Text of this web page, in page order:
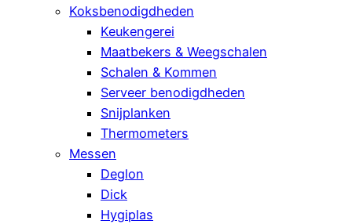
Koksbenodigdheden
Keukengerei
Maatbekers & Weegschalen
Schalen & Kommen
Serveer benodigdheden
Snijplanken
Thermometers
Messen
Deglon
Dick
Hygiplas